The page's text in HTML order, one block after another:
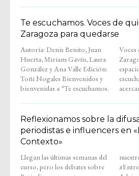
Te escuchamos. Voces de
Zaragoza para quedarse
Autoría: Denis Benito, Juan
Huerta, Miriam Gavín, Laura
González y Ana Valle Edición:
Toñi Nogales Bienvenidos y
bienvenidas a “Te escuchamos.
Voces de quienes llegaron a
Zaragoza para quedarse”. Un
espacio tranquilo, hecho para
escuchar sin prisas y
Reflexionamos sobre la
periodistas e influencers en
Contexto»
Llegan las últimas semanas del
curso, pero los debates sobre
nuestro propio podcast de
#Entremedios. Laura Jiménez,